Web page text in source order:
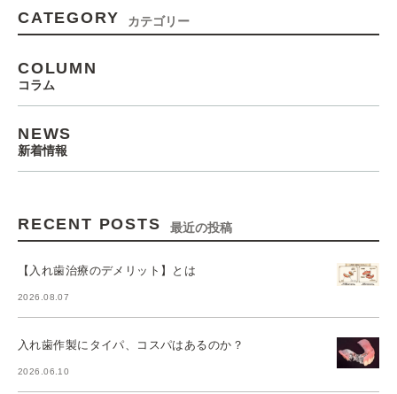
CATEGORY カテゴリー
COLUMN
コラム
NEWS
新着情報
RECENT POSTS 最近の投稿
【入れ歯治療のデメリット】とは
2026.08.07
入れ歯作製にタイパ、コスパはあるのか？
2026.06.10